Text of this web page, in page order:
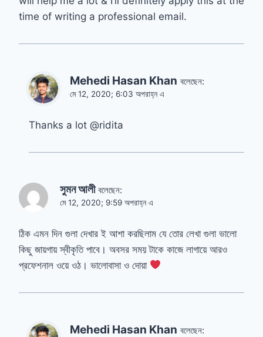
time of writing a professional email.
Mehedi Hasan Khan বলেছেন:
মে 12, 2020; 6:03 অপরাহ্ন এ
Thanks a lot @ridita
সুমন আলী বলেছেন:
মে 12, 2020; 9:59 অপরাহ্ন এ
ঠিক এমন দিন গুলা দেখার ই আশা করছিলাম যে তোর লেখা গুলা ভালো
কিছু জায়গায় স্বীকৃতি পাবে। অবসর সময় টাকে কাজে লাগায়ে আরও
প্রফেশনাল ওয়ে ওঠ। ভালোবাসা ও দোয়া
Mehedi Hasan Khan বলেছেন: